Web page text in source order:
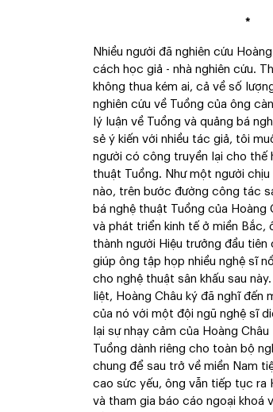
*
Nhiều người đã nghiên cứu
cách học giả - nhà nghiên cứu.
không thua kém ai, cả về số
nghiên cứu về Tuồng của ông
lý luận về Tuồng và quảng bá
sẻ ý kiến với nhiều tác giả, tôi
người có công truyền lại cho thế
thuật Tuồng. Như một người
nào, trên bước đường công tác
bá nghệ thuật Tuồng của Hoàng
và phát triển kinh tế ở miền Bắc,
thành người Hiệu trưởng đầu
giúp ông tập họp nhiều nghệ sĩ
cho nghệ thuật sân khấu sau
liệt, Hoàng Châu ký đã nghĩ
của nó với một đội ngũ nghệ sĩ
lại sự nhạy cảm của Hoàng
Tuồng dành riêng cho toàn bộ
chung để sau trở về miền Nam
cao sức yếu, ông vẫn tiếp tục ra
và tham gia báo cáo ngoại khoá